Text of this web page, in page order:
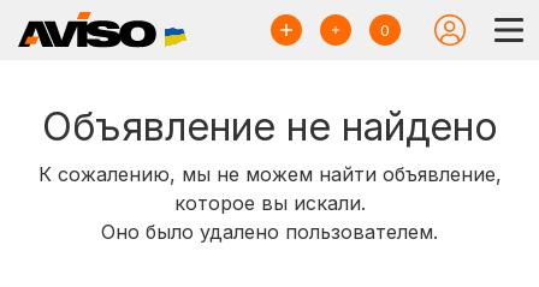
0
Объявление не найдено
К сожалению, мы не можем найти объявление,
которое вы искали.
Оно было удалено пользователем.